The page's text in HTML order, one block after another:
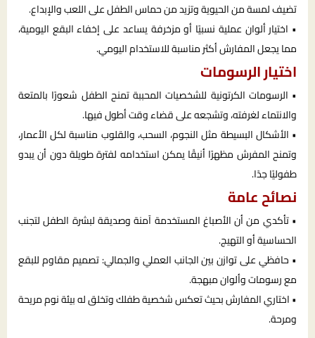
تضيف لمسة من الحيوية وتزيد من حماس الطفل على اللعب والإبداع.
• اختيار ألوان عملية نسبيًا أو مزخرفة يساعد على إخفاء البقع اليومية،
مما يجعل المفارش أكثر مناسبة للاستخدام اليومي.
اختيار الرسومات
• الرسومات الكرتونية للشخصيات المحببة تمنح الطفل شعورًا بالمتعة
والانتماء لغرفته، وتشجعه على قضاء وقت أطول فيها.
• الأشكال البسيطة مثل النجوم، السحب، والقلوب مناسبة لكل الأعمار،
وتمنح المفرش مظهرًا أنيقًا يمكن استخدامه لفترة طويلة دون أن يبدو
طفوليًا جدًا.
نصائح عامة
• تأكدي من أن الأصباغ المستخدمة آمنة وصديقة لبشرة الطفل لتجنب
الحساسية أو التهيج.
• حافظي على توازن بين الجانب العملي والجمالي: تصميم مقاوم للبقع
مع رسومات وألوان مبهجة.
• اختاري المفارش بحيث تعكس شخصية طفلك وتخلق له بيئة نوم مريحة
ومرحة.